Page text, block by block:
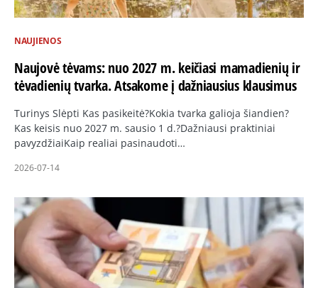
NAUJIENOS
Naujovė tėvams: nuo 2027 m. keičiasi mamadienių ir
tėvadienių tvarka. Atsakome į dažniausius klausimus
Turinys Slėpti Kas pasikeitė?Kokia tvarka galioja šiandien?
Kas keisis nuo 2027 m. sausio 1 d.?Dažniausi praktiniai
pavyzdžiaiKaip realiai pasinaudoti…
2026-07-14